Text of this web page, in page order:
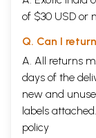
of $30 USD or
Q. Can I
A. All returns
days of the
new and
labels
policy